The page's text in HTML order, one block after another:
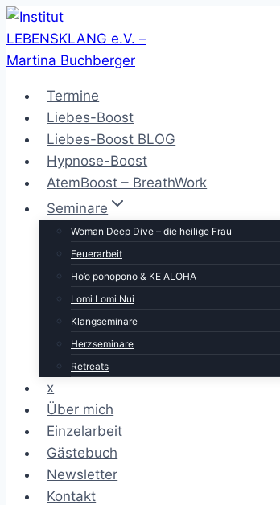
Zum
Inhalt
springen
Termine
Liebes-Boost
Liebes-Boost BLOG
Hypnose-Boost
AtemBoost – BreathWork
Seminare
Woman Deep Dive – die heilige Frau
Feuerarbeit
Ho’o ponopono & KE ALOHA
Lomi Lomi Nui
Klangseminare
Herzseminare
Retreats
x
Über mich
Einzelarbeit
Gästebuch
Newsletter
Kontakt